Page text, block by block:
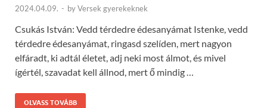
2024.04.09. - byVersek gyerekeknek
Csukás István: Vedd térdedre édesanyámat Istenke, vedd
térdedre édesanyámat, ringasd szelíden, mert nagyon
elfáradt, ki adtál életet, adj neki most álmot, és mivel
ígértél, szavadat kell állnod, mert ő mindig …
OLVASS TOVÁBB